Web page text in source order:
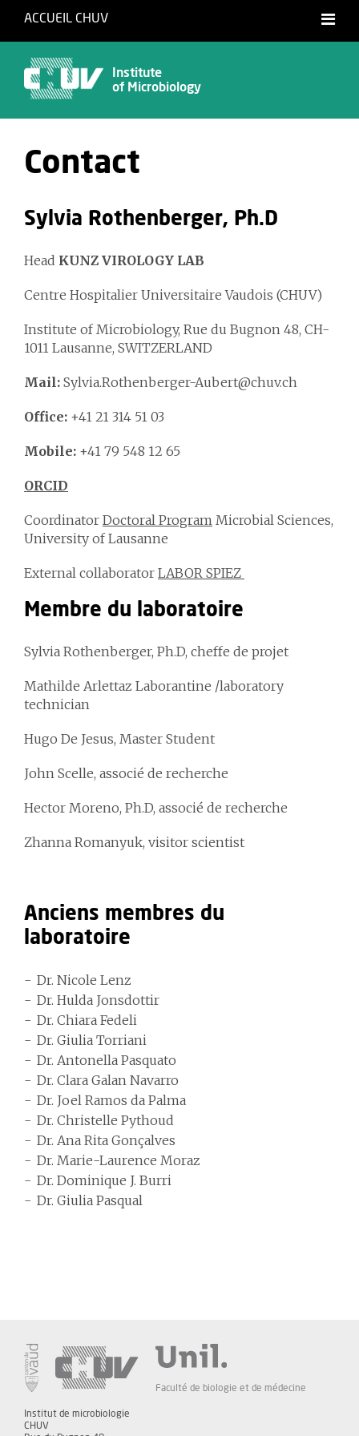
ACCUEIL CHUV
Français
Institute
of Microbiology
Contact
Sylvia Rothenberger, Ph.D
Head KUNZ VIROLOGY LAB
Centre Hospitalier Universitaire Vaudois (CHUV)
Institute of Microbiology, Rue du Bugnon 48, CH-
1011 Lausanne, SWITZERLAND
Mail: Sylvia.Rothenberger-Aubert@chuv.ch
Office: +41 21 314 51 03
Mobile: +41 79 548 12 65
ORCID
Coordinator Doctoral Program Microbial Sciences,
University of Lausanne
External collaborator LABOR SPIEZ
Membre du laboratoire
Sylvia Rothenberger, Ph.D, cheffe de projet
Mathilde Arlettaz Laborantine /laboratory
technician
Hugo De Jesus, Master Student
John Scelle, associé de recherche
Hector Moreno, Ph.D, associé de recherche
Zhanna Romanyuk, visitor scientist
Anciens membres du
laboratoire
Dr. Nicole Lenz
Dr. Hulda Jonsdottir
Dr. Chiara Fedeli
Dr. Giulia Torriani
Dr. Antonella Pasquato
Dr. Clara Galan Navarro
Dr. Joel Ramos da Palma
Dr. Christelle Pythoud
Dr. Ana Rita Gonçalves
Dr. Marie-Laurence Moraz
Dr. Dominique J. Burri
Dr. Giulia Pasqual
Faculté de biologie et de médecine
Institut de microbiologie
CHUV